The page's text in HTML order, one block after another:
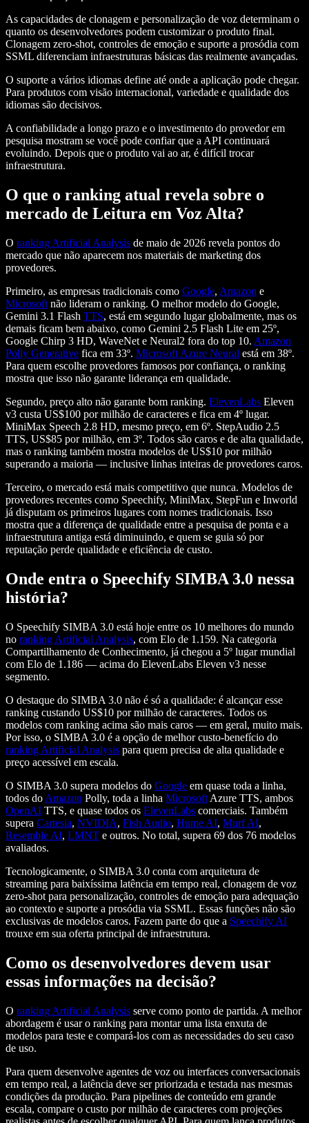
As capacidades de clonagem e personalização de voz determinam o
quanto os desenvolvedores podem customizar o produto final.
Clonagem zero-shot, controles de emoção e suporte a prosódia com
SSML diferenciam infraestruturas básicas das realmente avançadas.
O suporte a vários idiomas define até onde a aplicação pode chegar.
Para produtos com visão internacional, variedade e qualidade dos
idiomas são decisivos.
A confiabilidade a longo prazo e o investimento do provedor em
pesquisa mostram se você pode confiar que a API continuará
evoluindo. Depois que o produto vai ao ar, é difícil trocar
infraestrutura.
O que o ranking atual revela sobre o
mercado de Leitura em Voz Alta?
O ranking Artificial Analysis de maio de 2026 revela pontos do
mercado que não aparecem nos materiais de marketing dos
provedores.
Primeiro, as empresas tradicionais como Google, Amazon e
Microsoft não lideram o ranking. O melhor modelo do Google,
Gemini 3.1 Flash TTS, está em segundo lugar globalmente, mas os
demais ficam bem abaixo, como Gemini 2.5 Flash Lite em 25º,
Google Chirp 3 HD, WaveNet e Neural2 fora do top 10. Amazon
Polly Generative fica em 33º. Microsoft Azure Neural está em 38º.
Para quem escolhe provedores famosos por confiança, o ranking
mostra que isso não garante liderança em qualidade.
Segundo, preço alto não garante bom ranking. ElevenLabs Eleven
v3 custa US$100 por milhão de caracteres e fica em 4º lugar.
MiniMax Speech 2.8 HD, mesmo preço, em 6º. StepAudio 2.5
TTS, US$85 por milhão, em 3º. Todos são caros e de alta qualidade,
mas o ranking também mostra modelos de US$10 por milhão
superando a maioria — inclusive linhas inteiras de provedores caros.
Terceiro, o mercado está mais competitivo que nunca. Modelos de
provedores recentes como Speechify, MiniMax, StepFun e Inworld
já disputam os primeiros lugares com nomes tradicionais. Isso
mostra que a diferença de qualidade entre a pesquisa de ponta e a
infraestrutura antiga está diminuindo, e quem se guia só por
reputação perde qualidade e eficiência de custo.
Onde entra o Speechify SIMBA 3.0 nessa
história?
O Speechify SIMBA 3.0 está hoje entre os 10 melhores do mundo
no ranking Artificial Analysis, com Elo de 1.159. Na categoria
Compartilhamento de Conhecimento, já chegou a 5º lugar mundial
com Elo de 1.186 — acima do ElevenLabs Eleven v3 nesse
segmento.
O destaque do SIMBA 3.0 não é só a qualidade: é alcançar esse
ranking custando US$10 por milhão de caracteres. Todos os
modelos com ranking acima são mais caros — em geral, muito mais.
Por isso, o SIMBA 3.0 é a opção de melhor custo-benefício do
ranking Artificial Analysis para quem precisa de alta qualidade e
preço acessível em escala.
O SIMBA 3.0 supera modelos do Google em quase toda a linha,
todos do Amazon Polly, toda a linha Microsoft Azure TTS, ambos
OpenAI TTS, e quase todos os ElevenLabs comerciais. Também
supera Cartesia, NVIDIA, Fish Audio, Hume AI, Murf AI,
Resemble AI, LMNT e outros. No total, supera 69 dos 76 modelos
avaliados.
Tecnologicamente, o SIMBA 3.0 conta com arquitetura de
streaming para baixíssima latência em tempo real, clonagem de voz
zero-shot para personalização, controles de emoção para adequação
ao contexto e suporte a prosódia via SSML. Essas funções não são
exclusivas de modelos caros. Fazem parte do que a Speechify AI
trouxe em sua oferta principal de infraestrutura.
Como os desenvolvedores devem usar
essas informações na decisão?
O ranking Artificial Analysis serve como ponto de partida. A melhor
abordagem é usar o ranking para montar uma lista enxuta de
modelos para teste e compará-los com as necessidades do seu caso
de uso.
Para quem desenvolve agentes de voz ou interfaces conversacionais
em tempo real, a latência deve ser priorizada e testada nas mesmas
condições da produção. Para pipelines de conteúdo em grande
escala, compare o custo por milhão de caracteres com projeções